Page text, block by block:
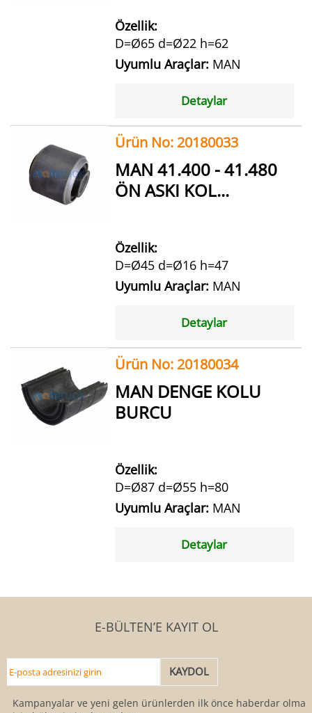
Özellik:
D=Ø65 d=Ø22 h=62
Uyumlu Araçlar: MAN
Detaylar
Ürün No: 20180033
MAN 41.400 - 41.480
ÖN ASKI KOL...
Özellik:
D=Ø45 d=Ø16 h=47
Uyumlu Araçlar: MAN
Detaylar
Ürün No: 20180034
MAN DENGE KOLU
BURCU
Özellik:
D=Ø87 d=Ø55 h=80
Uyumlu Araçlar: MAN
Detaylar
E-BÜLTEN’E KAYIT OL
Kampanyalar ve yeni gelen ürünlerden ilk önce haberdar olmak